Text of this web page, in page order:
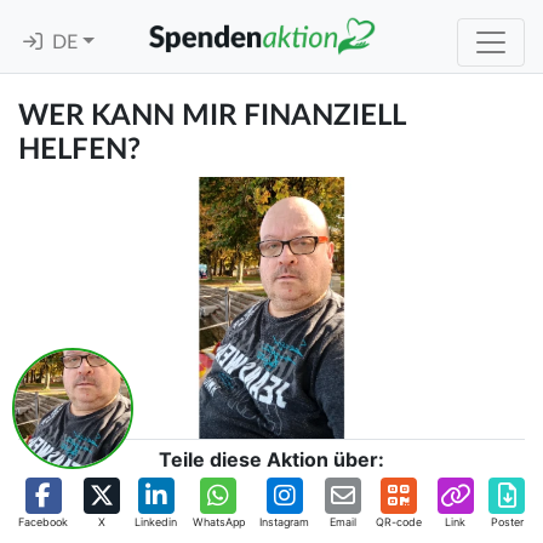
DE
WER KANN MIR FINANZIELL
HELFEN?
Teile diese Aktion über:
Facebook X Linkedin WhatsApp Instagram Email QR-code Link Poster